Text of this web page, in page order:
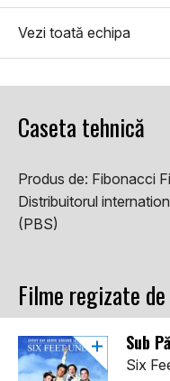
Vezi toată echipa
Caseta tehnică
Produs de: Fibonacci
Distribuitorul
(PBS)
Filme regizate
Sub
Six